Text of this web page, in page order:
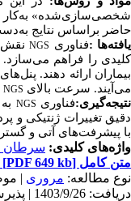
شخصی‌سازی‌شده» به‌کار
حاضر براساس نتایج به
یافته‌ها :فناوری NGS نقش
کلیدی را فراهم
بیماران ارائه دهند. پنل‌های
می‌آیند. سرعت بالای NGS
نتیجهگیری:فناوری NGS
دقیق تغییرات ژنتیکی و
با پیشرفت‌های آتی و
واژه‌های کلیدی: سرطان
متن کامل [PDF 649 kb]
نوع مطالعه: مروری |
دریافت: 1403/9/26 | پذیرش: 1403/11/7 | انتشار: 1404/1/10